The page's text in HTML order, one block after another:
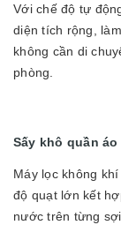
Với chế độ tự
diện tích rộng,
không cần di
phòng.
Sấy khô quần
Máy lọc không
độ quạt lớn kết
nước trên từng